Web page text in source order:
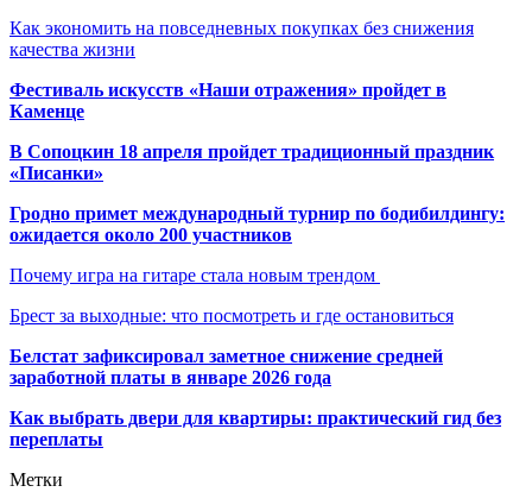
Как экономить на повседневных покупках без снижения
качества жизни
Фестиваль искусств «Наши отражения» пройдет в
Каменце
В Сопоцкин 18 апреля пройдет традиционный праздник
«Писанки»
Гродно примет международный турнир по бодибилдингу:
ожидается около 200 участников
Почему игра на гитаре стала новым трендом
Брест за выходные: что посмотреть и где остановиться
Белстат зафиксировал заметное снижение средней
заработной платы в январе 2026 года
Как выбрать двери для квартиры: практический гид без
переплаты
Метки